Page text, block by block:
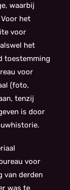
waarbij
het
voor
het
toestemming
voor
(foto,
tenzij
is door
voor
van derden
was te